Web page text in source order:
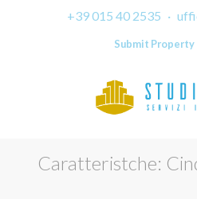
+39 015 40 2535 ·
Submit Property
Caratteristche: